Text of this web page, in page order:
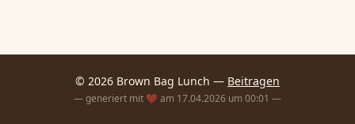
© 2026 Brown Bag Lunch — Beitragen
— generiert mit ❤️ am 17.04.2026 um 00:01 —